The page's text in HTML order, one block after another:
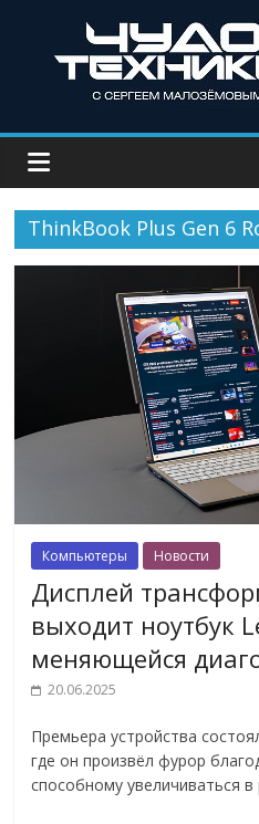
ThinkBook Plus Gen 6
Компьютеры Новости
Дисплей
выходит ноутбук
меняющейся
20.06.2025
Премьера устройства
где он произвёл фурор
способному увеличиваться в